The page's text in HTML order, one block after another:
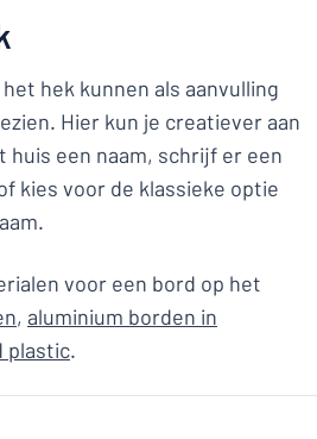
hek kunnen als aanvulling
Hier kun je creatiever aan
huis een naam, schrijf er een
kies voor de klassieke optie
voor een bord op het
, aluminium borden in
plastic.